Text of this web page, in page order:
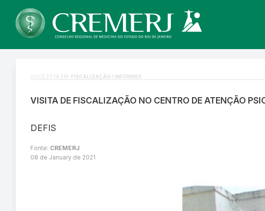
VOCÊ ESTÁ EM: FISCALIZAÇÃO / INFORMES
VISITA DE FISCALIZAÇÃO NO CENTRO DE ATENÇÃO
DEFIS
Fonte: CREMERJ
08 de January de 2021